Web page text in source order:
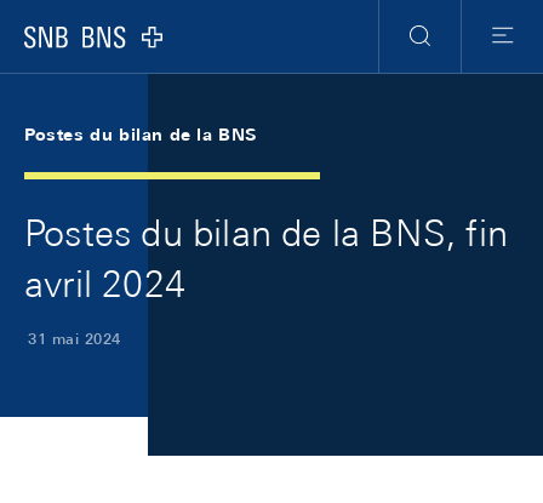
Logo
RechercheMenu
Postes du bilan de la BNS
Postes du bilan de la BNS, fin
avril 2024
31 mai 2024